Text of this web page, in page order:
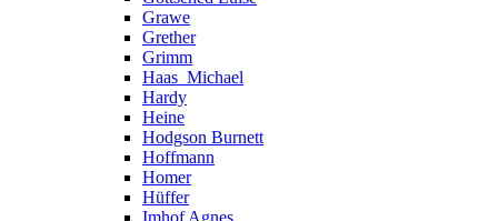
Grawe
Grether
Grimm
Haas_Michael
Hardy
Heine
Hodgson Burnett
Hoffmann
Homer
Hüffer
Imhof Agnes